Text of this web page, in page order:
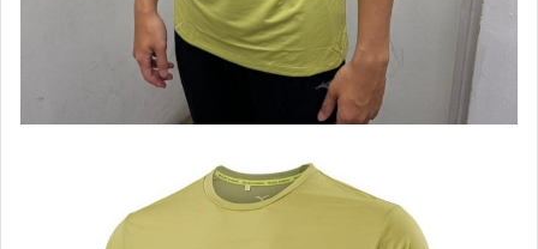
【Under Armour】男慢跑鞋款
【Under Armour】女款專區
【HOKA ONEONE】男鞋款
【HOKA ONEONE】女鞋款